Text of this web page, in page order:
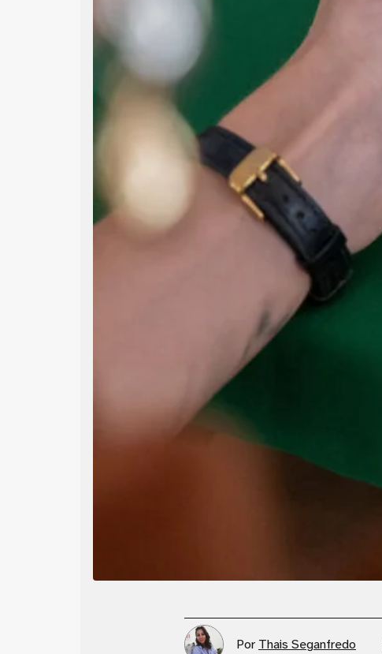
Por Thais Seganfredo